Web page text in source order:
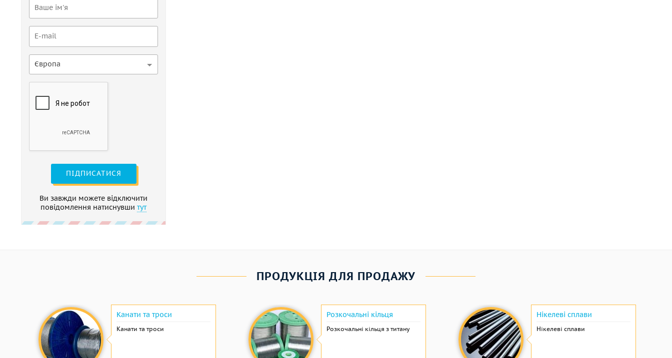
Європа
ПІДПИСАТИСЯ
Ви завжди можете відключити
повідомлення натиснувши тут
ПРОДУКЦІЯ ДЛЯ ПРОДАЖУ
Канати та троси
Канати та троси
Розкочальні кільця
Розкочальні кільця з титану
Нікелеві сплави
Нікелеві сплави